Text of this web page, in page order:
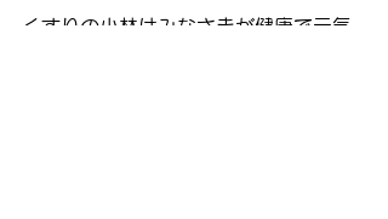
くすりの小林はみなさまが健康で元気